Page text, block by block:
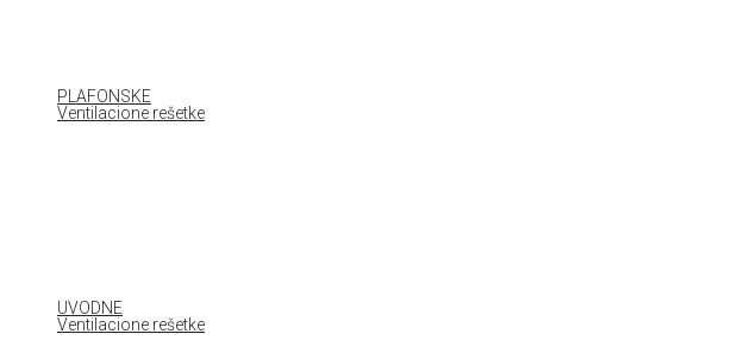
PLAFONSKE
Ventilacione rešetke
UVODNE
Ventilacione rešetke